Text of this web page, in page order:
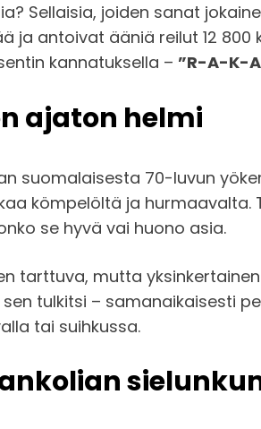
Sellaisia, joiden sanat
ja antoivat ääniä reilut 12
kannatuksella – ”R-A-K-
ajaton helmi
suomalaisesta 70-luvun
kömpelöltä ja
se hyvä vai huono asia.
tarttuva, mutta
tulkitsi – samanaikaisesti
tai suihkussa.